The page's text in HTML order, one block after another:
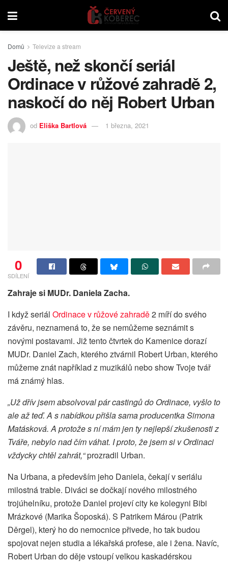
Domů Televize a stream
Ještě, než skončí seriál
Ordinace v růžové zahradě 2,
naskočí do něj Robert Urban
od Eliška Bartlová 1 března, 2021
0
SDÍLENÍ
Zahraje si MUDr. Daniela Zacha.
I když seriál Ordinace v růžové zahradě2 míří do svého
závěru, neznamená to, že se nemůžeme seznámit s
novými postavami. Již tento čtvrtek do Kamenice dorazí
MUDr. Daniel Zach, kterého ztvárnil Robert Urban, kterého
můžeme znát například z muzikálů nebo show Tvoje tvář
má známý hlas.
„Už dřív jsem absolvoval pár castingů do Ordinace, vyšlo to
ale až teď. A s nabídkou přišla sama producentka Simona
Matásková. A protože s ní mám jen ty nejlepší zkušenosti z
Tváře, nebylo nad čím váhat. I proto, že jsem si v Ordinaci
vždycky chtěl zahrát,“prozradil Urban.
Na Urbana, a především jeho Daniela, čekají v seriálu
milostná trable. Diváci se dočkají nového milostného
trojúhelníku, protože Daniel projeví city ke kolegyni Bibi
Mrázkové (Marika Šoposká). S Patrikem Márou (Patrik
Děrgel), který ho do nemocnice přivede, ho tak budou
spojovat nejen studia a lékařská profese, ale i žena. Navíc,
Robert Urban do děje vstoupí velkou kaskadérskou